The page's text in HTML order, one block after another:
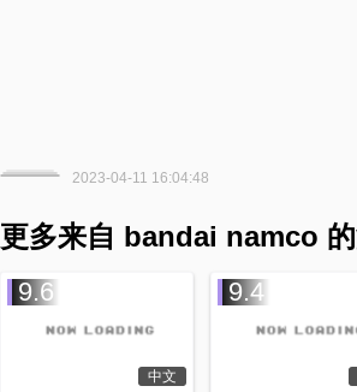
2023-04-11 16:04:48
更多来自 bandai namco
9.6
中文
9.4